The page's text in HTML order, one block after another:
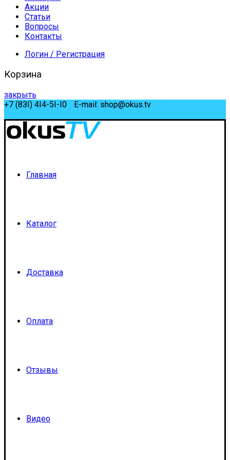
Акции
Статьи
Вопросы
Контакты
Логин / Регистрация
Корзина
закрыть
+7 (8ЗI) 4I4-5I-I0
E-mail: shop@okus.tv
Мой аккаунт
Главная
Каталог
Доставка
Оплата
Отзывы
Видео